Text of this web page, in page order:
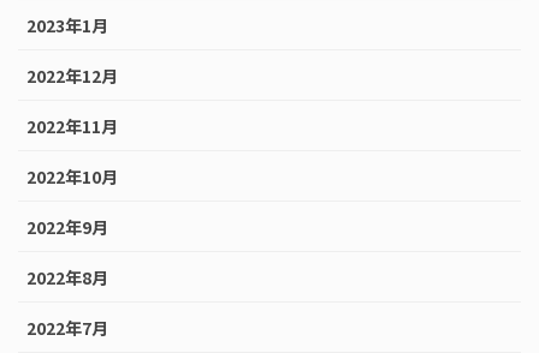
2023年1月
2022年12月
2022年11月
2022年10月
2022年9月
2022年8月
2022年7月